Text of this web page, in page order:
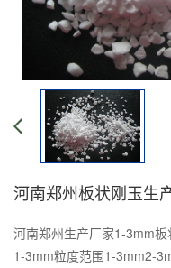
河南郑州板状刚玉生
河南郑州生产厂家1-3mm
1-3mm粒度范围1-3mm2-